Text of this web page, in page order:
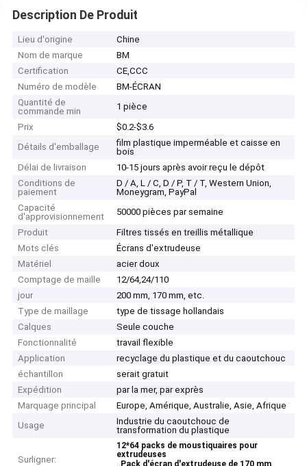
Description De Produit
Lieu d'origine
Chine
Nom de marque
BM
Certification
CE,CCC
Numéro de modèle
BM-ÉCRAN
Quantité de
commande min
1 pièce
Prix
$0.2-$3.6
Détails d'emballage
film plastique imperméable et caisse en
bois
Délai de livraison
10-15 jours après avoir reçu le dépôt
Conditions de
paiement
D / A, L / C, D / P, T / T, Western Union,
Moneygram, PayPal
Capacité
d'approvisionnement
50000 pièces par semaine
Produit
Filtres tissés en treillis métallique
Mots clés
Écrans d'extrudeuse
Matériel
acier doux
Comptage de maille
12/64,24/110
jour
200 mm, 170 mm, etc.
Type de maillage
type de tissage hollandais
Calques
Seule couche
Fonctionnalité
travail flexible
Application
recyclage du plastique et du caoutchouc
échantillon
serait gratuit
Expédition
par la mer, par exprès
Marquage principal
Europe, Amérique, Australie, Asie, Afrique
Usage
Industrie du caoutchouc de
transformation du plastique
Surligner:
12*64 packs de moustiquaires pour
extrudeuses
, Pack d'écran d'extrudeuse de 170 mm,